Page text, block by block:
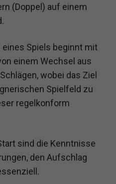
(Doppel) auf einem
eines Spiels beginnt mit
einem Wechsel aus
wobei das Ziel
Spielfeld zu
regelkonform
sind die Kenntnisse
den Aufschlag